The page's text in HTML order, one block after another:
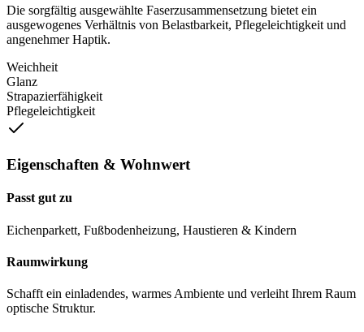
Die sorgfältig ausgewählte Faserzusammensetzung bietet ein
ausgewogenes Verhältnis von Belastbarkeit, Pflegeleichtigkeit und
angenehmer Haptik.
Weichheit
Glanz
Strapazierfähigkeit
Pflegeleichtigkeit
Eigenschaften & Wohnwert
Passt gut zu
Eichenparkett, Fußbodenheizung, Haustieren & Kindern
Raumwirkung
Schafft ein einladendes, warmes Ambiente und verleiht Ihrem Raum
optische Struktur.